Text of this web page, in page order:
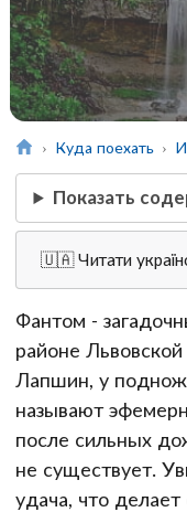
Куда поехать
Показать
🇺🇦 Читати
Фантом -
районе
Лапшин, у
называют
после сильных
не существует.
удача, что